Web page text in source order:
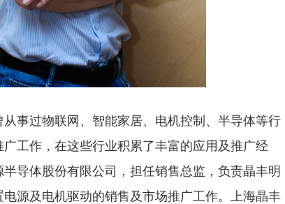
事过物联网、智能家居、电机控制、半导体等行
工作，在这些行业积累了丰富的应用及推广经
导体股份有限公司，担任销售总监，负责晶丰明
源及电机驱动的销售及市场推广工作。上海晶丰